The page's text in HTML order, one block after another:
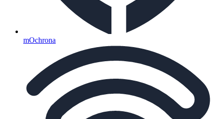
mOchrona